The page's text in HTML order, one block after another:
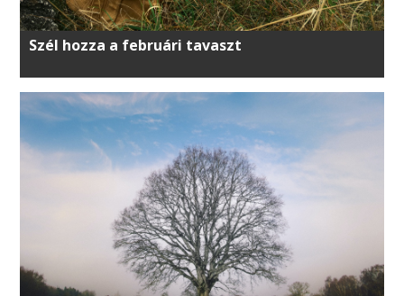
Szél hozza a februári tavaszt